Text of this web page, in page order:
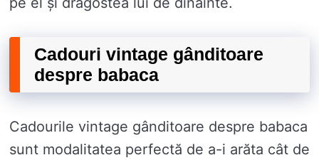
Cadouri vintage gânditoare
despre babaca
Cadourile vintage gânditoare despre babaca
sunt modalitatea perfectă de a-i arăta cât de